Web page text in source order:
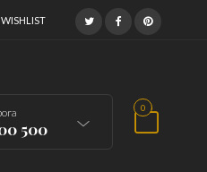
WISHLIST
500
0